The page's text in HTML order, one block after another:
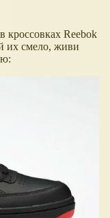
кроссовках Reebok
их смело, живи